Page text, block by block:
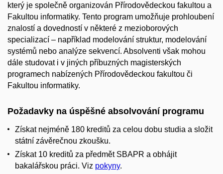
který je společně organizován Přírodovědeckou fakultou a
Fakultou informatiky. Tento program umožňuje prohloubení
znalostí a dovedností v některé z mezioborových
specializací – například modelování struktur, modelování
systémů nebo analýze sekvencí. Absolventi však mohou
dále studovat i v jiných příbuzných magisterských
programech nabízených Přírodovědeckou fakultou či
Fakultou informatiky.
Požadavky na úspěšné absolvování programu
Získat nejméně 180 kreditů za celou dobu studia a složit
státní závěrečnou zkoušku.
Získat 10 kreditů za předmět SBAPR a obhájit
bakalářskou práci. Viz pokyny.